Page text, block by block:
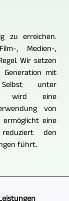
zu erreichen.
, Medien-,
Wir setzen
mit
unter
wird eine
von
ermöglicht eine
den
führt.